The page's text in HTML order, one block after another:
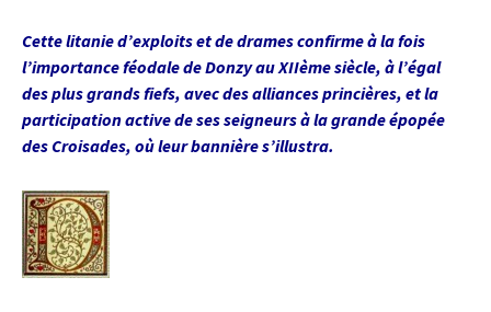
Cette litanie d’exploits et de drames confirme à la fois
l’importance féodale de Donzy au XIIème siècle, à l’égal
des plus grands fiefs, avec des alliances princières, et la
participation active de ses seigneurs à la grande épopée
des Croisades, où leur bannière s’illustra.